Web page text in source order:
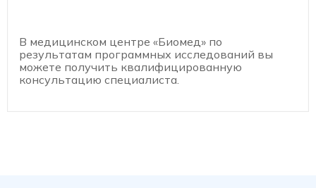
В медицинском центре «Биомед» по
результатам программных исследований вы
можете получить квалифицированную
консультацию специалиста.